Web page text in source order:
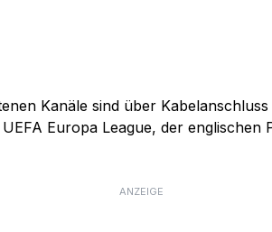
Kanäle sind über
Europa League, der
ANZEIGE